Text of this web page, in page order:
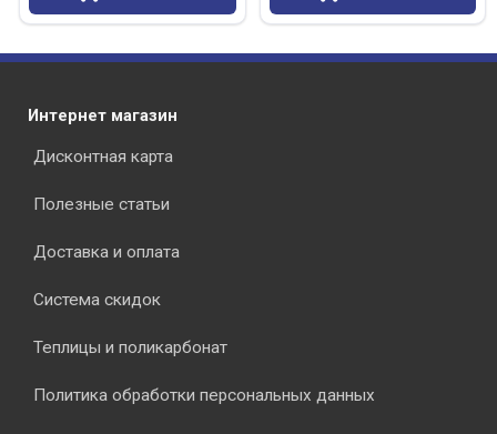
Интернет магазин
Дисконтная карта
Полезные статьи
Доставка и оплата
Система скидок
Теплицы и поликарбонат
Политика обработки персональных данных